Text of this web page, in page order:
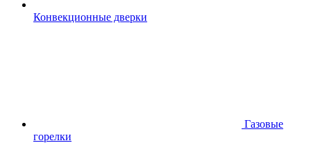
Конвекционные дверки
Газовые
горелки